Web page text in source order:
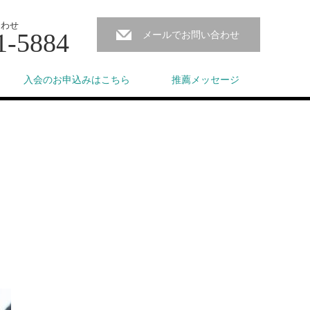
せ
5884 メールでお問い合わせ
入会のお申込みはこちら 推薦メッセージ